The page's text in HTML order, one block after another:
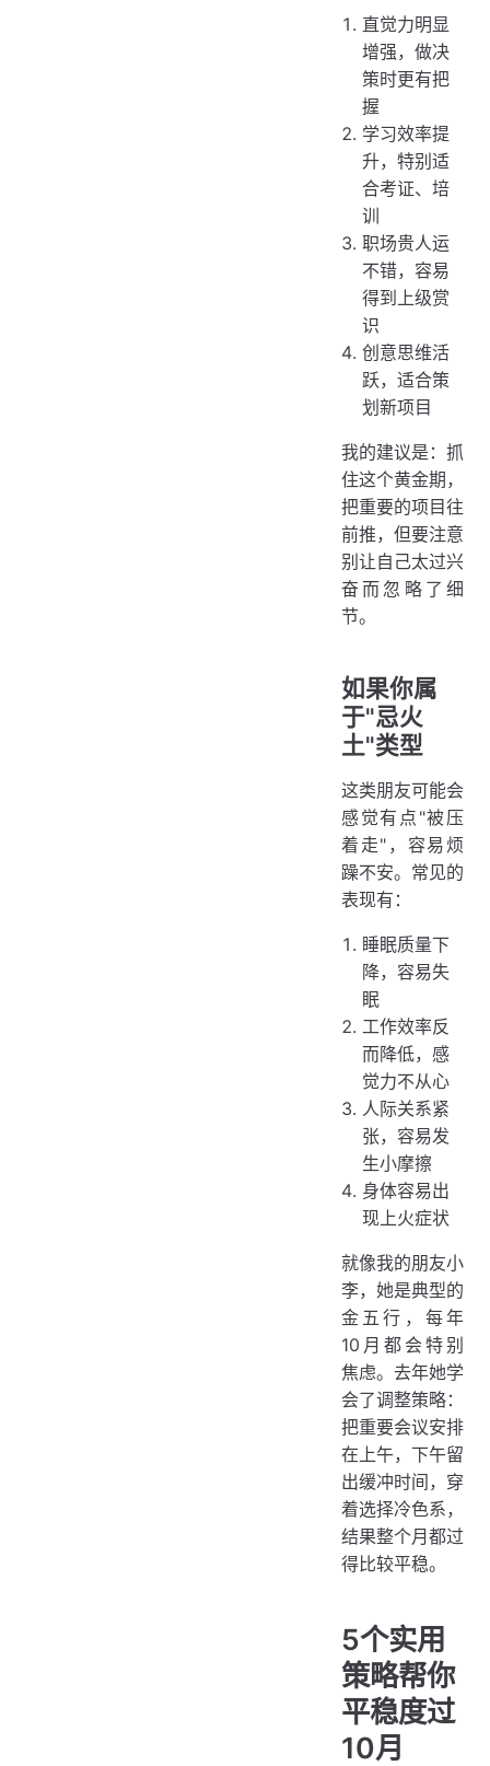
直觉力明显
增强，做决
策时更有把
握
学习效率提
升，特别适
合考证、培
训
职场贵人运
不错，容易
得到上级赏
识
创意思维活
跃，适合策
划新项目
我的建议是：抓
住这个黄金期，
把重要的项目往
前推，但要注意
别让自己太过兴
奋而忽略了细
节。
如果你属
于"忌火
土"类型
这类朋友可能会
感觉有点"被压
着走"，容易烦
躁不安。常见的
表现有：
睡眠质量下
降，容易失
眠
工作效率反
而降低，感
觉力不从心
人际关系紧
张，容易发
生小摩擦
身体容易出
现上火症状
就像我的朋友小
李，她是典型的
金五行，每年
10月都会特别
焦虑。去年她学
会了调整策略：
把重要会议安排
在上午，下午留
出缓冲时间，穿
着选择冷色系，
结果整个月都过
得比较平稳。
5个实用
策略帮你
平稳度过
10月